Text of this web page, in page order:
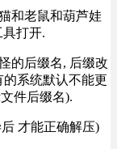
和老鼠和葫芦娃
打开.
的后缀名, 后缀改
的系统默认不能更
件后缀名).
才能正确解压)